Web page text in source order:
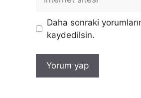
sitesi
Daha sonraki
kaydedilsin.